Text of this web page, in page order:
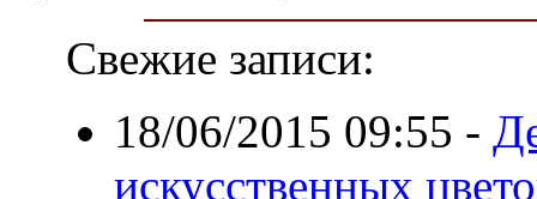
Свежие записи:
18/06/2015 09:55 -
искусственных